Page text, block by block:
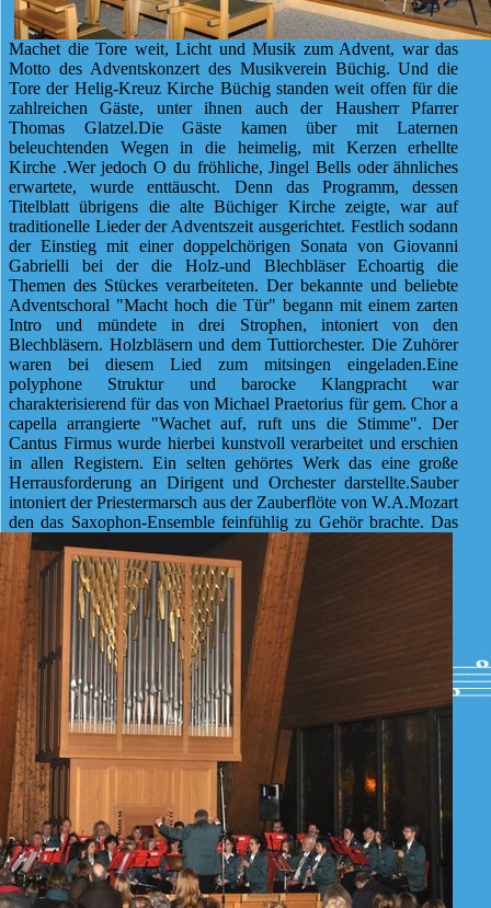
Machet die Tore weit, Licht und Musik zum Advent, war das
Motto des Adventskonzert des Musikverein Büchig. Und die
Tore der Helig-Kreuz Kirche Büchig standen weit offen für die
zahlreichen Gäste, unter ihnen auch der Hausherr Pfarrer
Thomas Glatzel.Die Gäste kamen über mit Laternen
beleuchtenden Wegen in die heimelig, mit Kerzen erhellte
Kirche .Wer jedoch O du fröhliche, Jingel Bells oder ähnliches
erwartete, wurde enttäuscht. Denn das Programm, dessen
Titelblatt übrigens die alte Büchiger Kirche zeigte, war auf
traditionelle Lieder der Adventszeit ausgerichtet. Festlich sodann
der Einstieg mit einer doppelchörigen Sonata von Giovanni
Gabrielli bei der die Holz-und Blechbläser Echoartig die
Themen des Stückes verarbeiteten. Der bekannte und beliebte
Adventschoral "Macht hoch die Tür" begann mit einem zarten
Intro und mündete in drei Strophen, intoniert von den
Blechbläsern. Holzbläsern und dem Tuttiorchester. Die Zuhörer
waren bei diesem Lied zum mitsingen eingeladen.Eine
polyphone Struktur und barocke Klangpracht war
charakterisierend für das von Michael Praetorius für gem. Chor a
capella arrangierte "Wachet auf, ruft uns die Stimme". Der
Cantus Firmus wurde hierbei kunstvoll verarbeitet und erschien
in allen Registern. Ein selten gehörtes Werk das eine große
Herrausforderung an Dirigent und Orchester darstellte.Sauber
intoniert der Priestermarsch aus der Zauberflöte von W.A.Mozart
den das Saxophon-Ensemble feinfühlig zu Gehör brachte. Das